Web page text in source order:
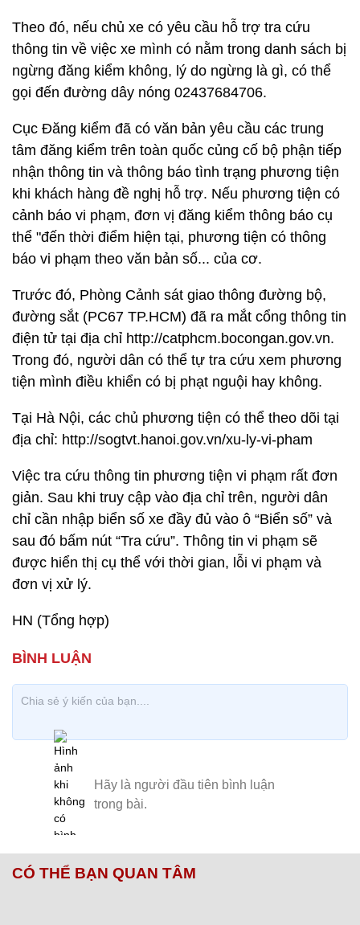
Theo đó, nếu chủ xe có yêu cầu hỗ trợ tra cứu
thông tin về việc xe mình có nằm trong danh sách bị
ngừng đăng kiểm không, lý do ngừng là gì, có thể
gọi đến đường dây nóng 02437684706.
Cục Đăng kiểm đã có văn bản yêu cầu các trung
tâm đăng kiểm trên toàn quốc củng cố bộ phận tiếp
nhận thông tin và thông báo tình trạng phương tiện
khi khách hàng đề nghị hỗ trợ. Nếu phương tiện có
cảnh báo vi phạm, đơn vị đăng kiểm thông báo cụ
thể "đến thời điểm hiện tại, phương tiện có thông
báo vi phạm theo văn bản số... của cơ.
Trước đó, Phòng Cảnh sát giao thông đường bộ,
đường sắt (PC67 TP.HCM) đã ra mắt cổng thông tin
điện tử tại địa chỉ http://catphcm.bocongan.gov.vn.
Trong đó, người dân có thể tự tra cứu xem phương
tiện mình điều khiển có bị phạt nguội hay không.
Tại Hà Nội, các chủ phương tiện có thể theo dõi tại
địa chỉ: http://sogtvt.hanoi.gov.vn/xu-ly-vi-pham
Việc tra cứu thông tin phương tiện vi phạm rất đơn
giản. Sau khi truy cập vào địa chỉ trên, người dân
chỉ cần nhập biển số xe đầy đủ vào ô “Biển số” và
sau đó bấm nút “Tra cứu”. Thông tin vi phạm sẽ
được hiển thị cụ thể với thời gian, lỗi vi phạm và
đơn vị xử lý.
HN (Tổng hợp)
CÓ THỂ BẠN QUAN TÂM